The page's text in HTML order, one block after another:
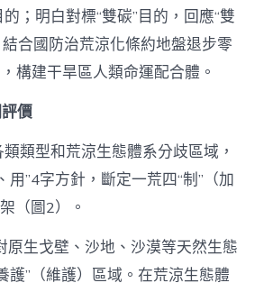
；明白對標“雙碳”目的，回應“雙
結合國防治荒涼化條約地盤退步零
構建干旱區人類命運配合體。
價
類型和荒涼生態體系分歧區域，
用”4字方針，斷定一荒四“制”（加
（圖2）。
原生戈壁、沙地、沙漠等天然生態
護”（維護）區域。在荒涼生態體